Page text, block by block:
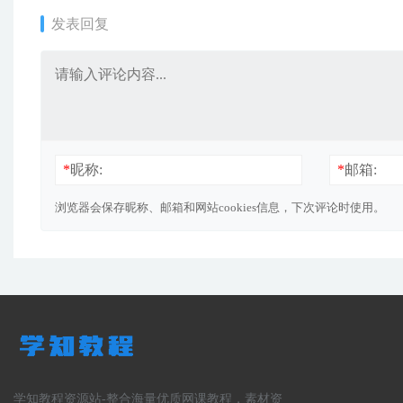
发表回复
*昵称: *邮箱:
浏览器会保存昵称、邮箱和网站cookies信息，下次评论时使用。
学知教程资源站-整合海量优质网课教程，素材资